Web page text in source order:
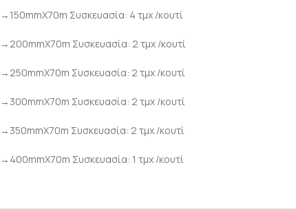
→150mmΧ70m Συσκευασία: 4 τμχ /κουτί
→200mmΧ70m Συσκευασία: 2 τμχ /κουτί
→250mmΧ70m Συσκευασία: 2 τμχ /κουτί
→300mmΧ70m Συσκευασία: 2 τμχ /κουτί
→350mmΧ70m Συσκευασία: 2 τμχ /κουτί
→400mmΧ70m Συσκευασία: 1 τμχ /κουτί